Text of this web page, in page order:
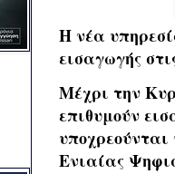
Η νέα
εισαγωγής
Μέχρι την
επιθυμούν
Ενιαίας